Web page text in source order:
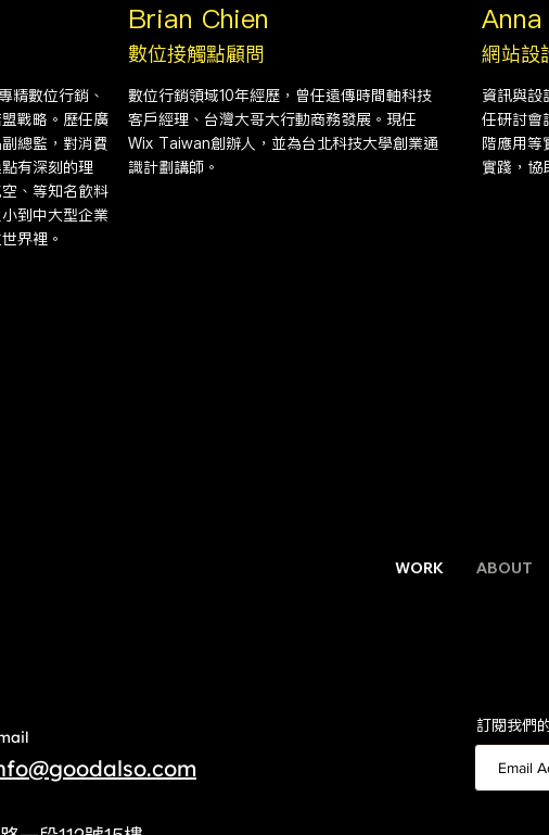
精數位行銷、
戰略。歷任廣
總監，對消費
有深刻的理
、等知名飲料
到中大型企業
界裡。
Brian Chien
數位接觸點顧問
數位行銷領域10年經歷，曾任遠傳時間軸科技
客戶經理、台灣大哥大行動商務發展。現任
Wix Taiwan創辦人，並為台北科技大學創業通
識計劃講師。
網站設
資訊與設
任研討會
階應用等
實踐，協
WORK ABOUT
訂閱我們